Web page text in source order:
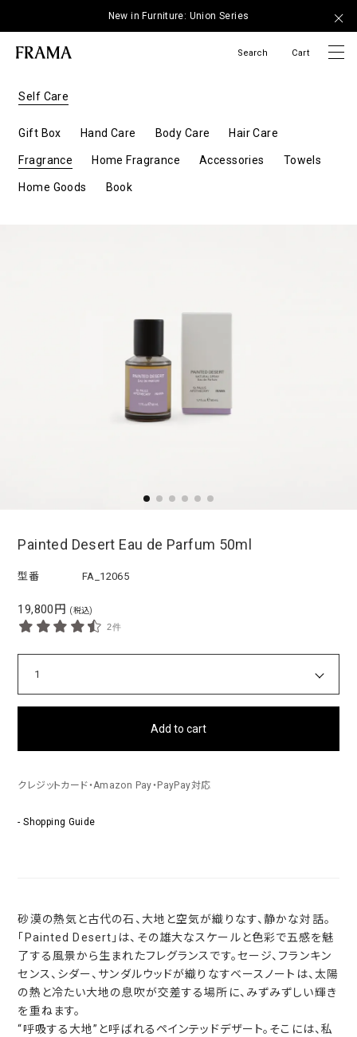
New in Furniture: Union Series
Search Cart
Self Care
Gift Box Hand Care Body Care Hair Care
Fragrance Home Fragrance Accessories Towels
Home Goods Book
Painted Desert Eau de Parfum 50ml
型番 FA_12065
19,800円 (税込)
2件
1
Add to cart
クレジットカード・Amazon Pay・PayPay対応
- Shopping Guide
砂漠の熱気と古代の石、大地と空気が織りなす、静かな対話。
「Painted Desert」は、その雄大なスケールと色彩で五感を魅
了する風景から生まれたフレグランスです。セージ、フランキン
センス、シダー、サンダルウッドが織りなすベースノートは、太陽
の熱と冷たい大地の息吹が交差する場所に、みずみずしい輝き
を重ねます。
“呼吸する大地”と呼ばれるペインテッドデザート。そこには、私